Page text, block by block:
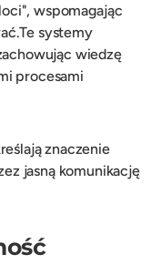
wspomagając
systemy
wiedzę
procesami
znaczenie
jasną komunikację